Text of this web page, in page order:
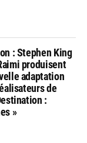
: Stephen King
produisent
adaptation
de
:
»